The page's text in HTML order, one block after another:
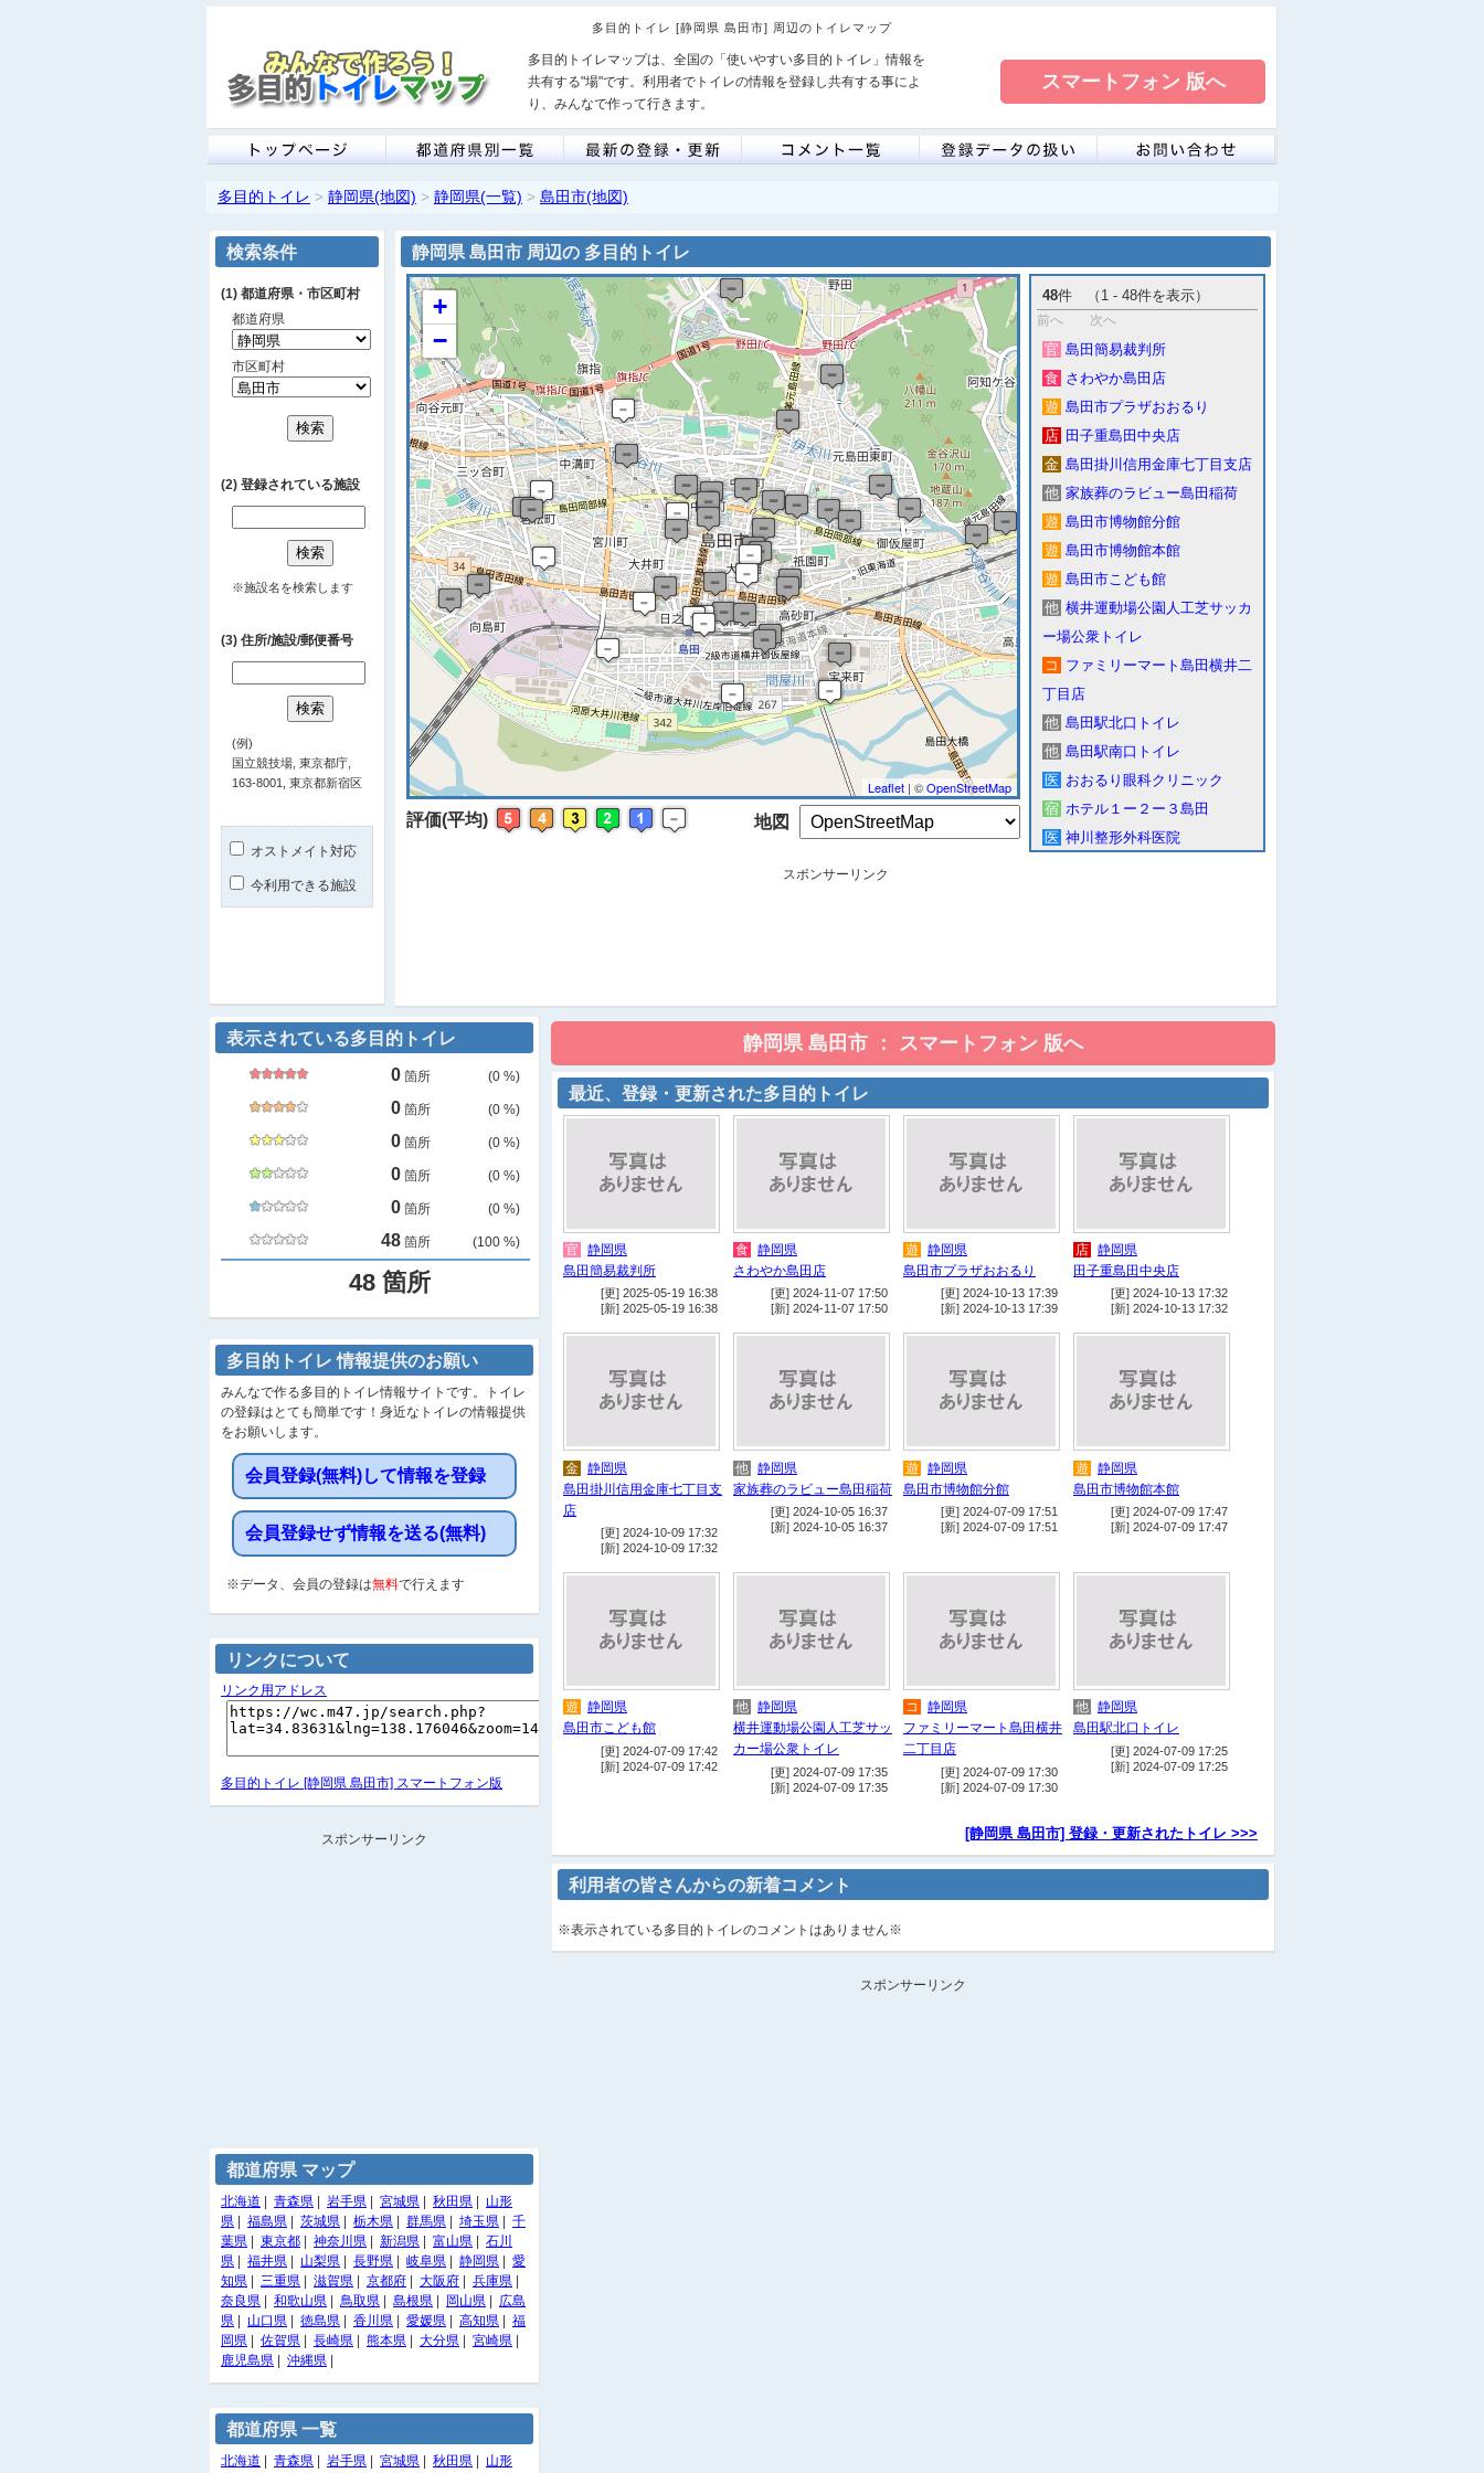
多目的トイレ [静岡県 島田市] 周辺のトイレマップ
多目的トイレマップは、全国の「使いやすい多目的トイレ」情報を
共有する"場"です。利用者でトイレの情報を登録し共有する事によ
り、みんなで作って行きます。
多目的トイレ > 静岡県(地図) > 静岡県(一覧) > 島田市(地図)
静岡県 島田市 周辺の 多目的トイレ
※ マップを検索、表示中です ※
+
−
Leaflet | ©OpenStreetMap
評価(平均) 地図
48件 （1 - 48件を表示）
前へ 次へ
官 島田簡易裁判所
食 さわやか島田店
遊 島田市プラザおおるり
店 田子重島田中央店
金 島田掛川信用金庫七丁目支店
他 家族葬のラビュー島田稲荷
遊 島田市博物館分館
遊 島田市博物館本館
遊 島田市こども館
他 横井運動場公園人工芝サッカ
ー場公衆トイレ
コ ファミリーマート島田横井二
丁目店
他 島田駅北口トイレ
他 島田駅南口トイレ
医 おおるり眼科クリニック
宿 ホテル１ー２ー３島田
医 神川整形外科医院
店DCM島田店
医横井歯科医院
食マクドナルド島田中河町店
ンター外来エリア
しのざき消化器科内科医院
中河町店
和食さと島田店
店
アピタ島田店
五味八珍島田店
ENEOS Dr. Driveセルフ島田
蓬莱橋公衆トイレ
蓬莱橋 公衆トイレ
宿
ホテルルートイン島田駅前
ウエルシア島田大津通店
ファミリーマート島田旗指店
ＨｏｎｄａＣａｒｓ島田西中
溝店
ソフトバンク島田南
店
食ココス島田店
駅JR島田駅
スポンサーリンク
検索条件
(1) 都道府県・市区町村
都道府県
市区町村
(2) 登録されている施設
※施設名を検索します
(3) 住所/施設/郵便番号
(例)
国立競技場, 東京都庁,
163-8001, 東京都新宿区
オストメイト対応
今利用できる施設
最近、登録・更新された多目的トイレ
官
静岡県
島田簡易裁判所
[更] 2025-05-19 16:38
[新] 2025-05-19 16:38
食 静岡県
さわやか島田店
[更] 2024-11-07 17:50
[新] 2024-11-07 17:50
遊 静岡県
島田市プラザおおるり
[更] 2024-10-13 17:39
[新] 2024-10-13 17:39
店 静岡県
田子重島田中央店
[更] 2024-10-13 17:32
[新] 2024-10-13 17:32
金 静岡県
島田掛川信用金庫七丁目支
店
[更] 2024-10-09 17:32
[新] 2024-10-09 17:32
他 静岡県
家族葬のラビュー島田稲荷
[更] 2024-10-05 16:37
[新] 2024-10-05 16:37
遊 静岡県
島田市博物館分館
[更] 2024-07-09 17:51
[新] 2024-07-09 17:51
遊 静岡県
島田市博物館本館
[更] 2024-07-09 17:47
[新] 2024-07-09 17:47
遊 静岡県
島田市こども館
[更] 2024-07-09 17:42
[新] 2024-07-09 17:42
他 静岡県
横井運動場公園人工芝サッ
カー場公衆トイレ
[更] 2024-07-09 17:35
[新] 2024-07-09 17:35
コ
静岡県
ファミリーマート島田横井
二丁目店
[更] 2024-07-09 17:30
[新] 2024-07-09 17:30
他 静岡県
島田駅北口トイレ
[更] 2024-07-09 17:25
[新] 2024-07-09 17:25
[静岡県 島田市] 登録・更新されたトイレ >>>
利用者の皆さんからの新着コメント
※表示されている多目的トイレのコメントはありません※
スポンサーリンク
表示されている多目的トイレ
0 箇所 (0 %)
0 箇所 (0 %)
0 箇所 (0 %)
0 箇所 (0 %)
0 箇所 (0 %)
48 箇所 (100 %)
48 箇所
多目的トイレ 情報提供のお願い
みんなで作る多目的トイレ情報サイトです。トイレ
の登録はとても簡単です！身近なトイレの情報提供
をお願いします。
会員登録(無料)して情報を登録
会員登録せず情報を送る(無料)
※データ、会員の登録は無料で行えます
リンクについて
リンク用アドレス
多目的トイレ [静岡県 島田市] スマートフォン版
スポンサーリンク
都道府県 マップ
北海道 青森県 岩手県 宮城県 秋田県
山形
県
福島県 茨城県 栃木県 群馬県 埼玉県
千
葉県
東京都 神奈川県 新潟県 富山県
石川
県
福井県 山梨県 長野県 岐阜県 静岡県
愛
知県
三重県 滋賀県 京都府 大阪府 兵庫県
奈良県
和歌山県 鳥取県 島根県 岡山県
広島
県
山口県 徳島県 香川県 愛媛県 高知県
福
岡県
佐賀県 長崎県 熊本県 大分県 宮崎県
鹿児島県
沖縄県
都道府県 一覧
北海道 | 青森県 | 岩手県 | 宮城県 | 秋田県 | 山形